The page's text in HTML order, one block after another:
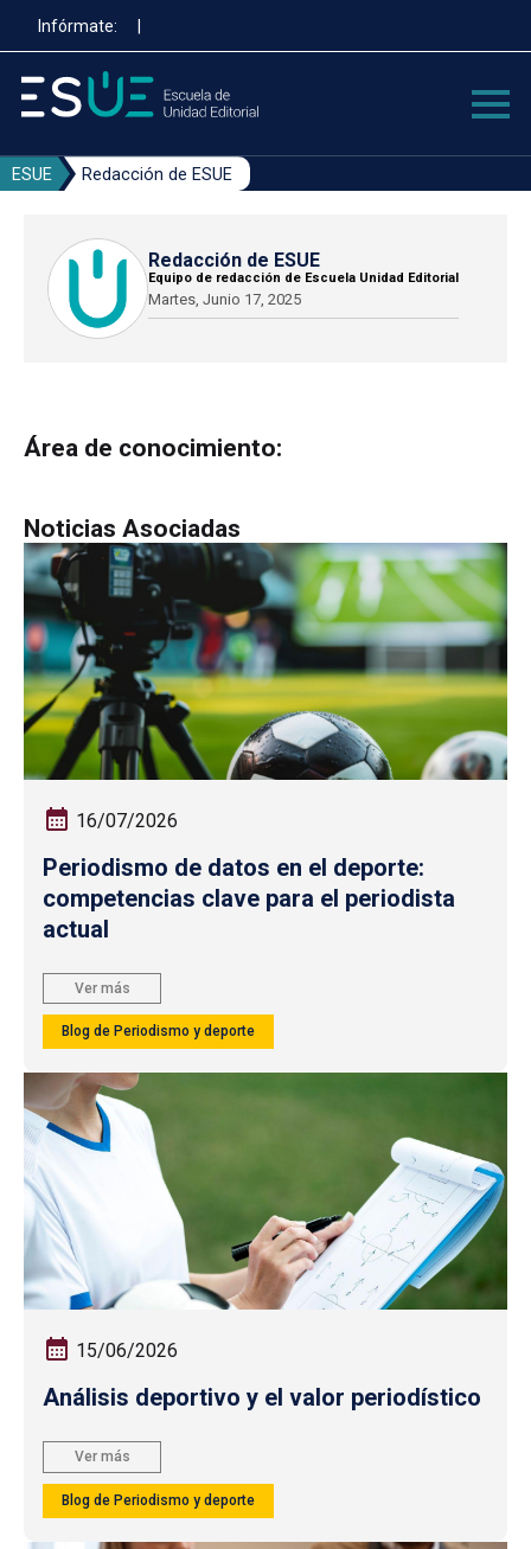
contenido
principal
Infórmate: |
ESUE Redacción de ESUE
Redacción de ESUE
Equipo de redacción de Escuela Unidad Editorial
Martes, Junio 17, 2025
Área de conocimiento:
Noticias Asociadas
16/07/2026
Periodismo de datos en el deporte:
competencias clave para el periodista
actual
Ver más
Blog de Periodismo y deporte
15/06/2026
Análisis deportivo y el valor periodístico
Ver más
Blog de Periodismo y deporte